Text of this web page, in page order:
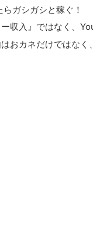
ガシガシと稼ぐ！
収入』ではなく、
おカネだけではな